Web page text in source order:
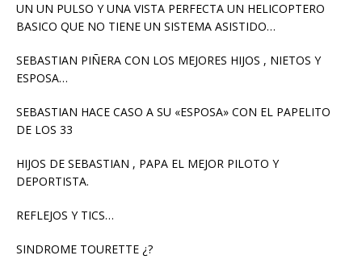
UN UN PULSO Y UNA VISTA PERFECTA UN HELICOPTERO
BASICO QUE NO TIENE UN SISTEMA ASISTIDO…
SEBASTIAN PIÑERA CON LOS MEJORES HIJOS , NIETOS Y
ESPOSA…
SEBASTIAN HACE CASO A SU «ESPOSA» CON EL PAPELITO
DE LOS 33
HIJOS DE SEBASTIAN , PAPA EL MEJOR PILOTO Y
DEPORTISTA.
REFLEJOS Y TICS…
SINDROME TOURETTE ¿?